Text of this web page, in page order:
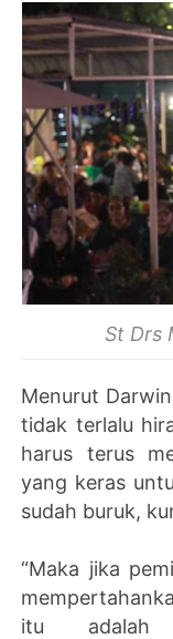
St Drs
Menurut
tidak terlalu
harus terus
yang keras
sudah buruk,
“Maka jika
itu adalah